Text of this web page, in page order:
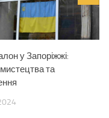
у Запоріжжі:
та